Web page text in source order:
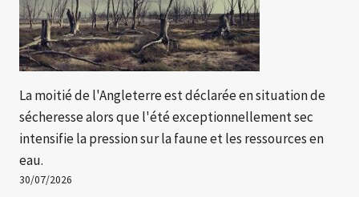
La moitié de l'Angleterre est déclarée en situation de
sécheresse alors que l'été exceptionnellement sec
intensifie la pression sur la faune et les ressources en
eau.
30/07/2026